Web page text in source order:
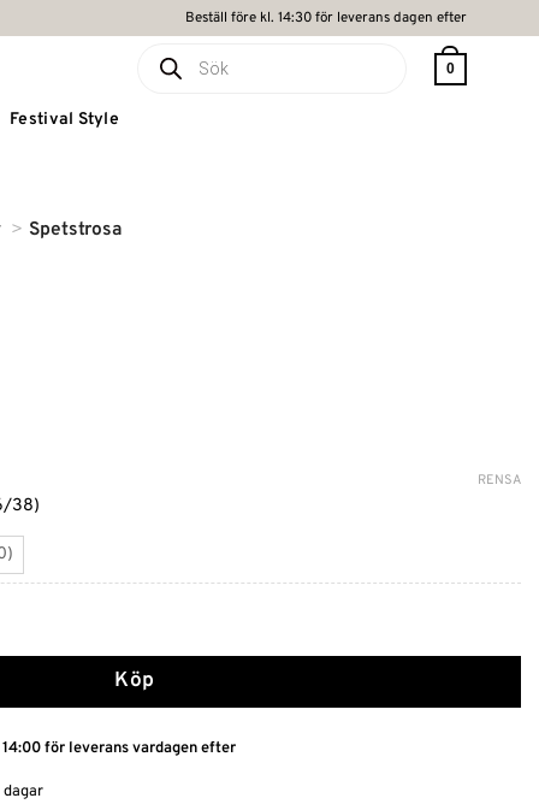
Beställ före kl. 14:30 för leverans dagen efter
0
Festival Style
Spetstrosa
38)
RENSA
Köp
för leverans vardagen efter